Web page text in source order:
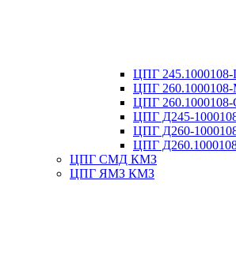
ЦПГ
ЦПГ
ЦПГ
ЦПГ Д245-
ЦПГ Д260-
ЦПГ
ЦПГ СМД КМЗ
ЦПГ ЯМЗ КМЗ